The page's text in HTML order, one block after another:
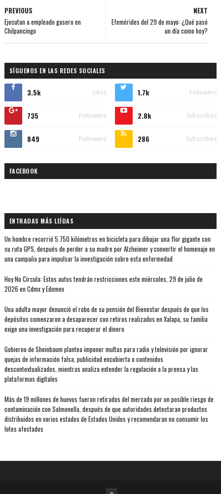
NEXT
Efemérides del 29 de mayo: ¿Qué pasó
un día como hoy?
PREVIOUS
Ejecutan a empleado gasero en
Chilpancingo
SÍGUENOS EN LAS REDES SOCIALES
3.5k Likes 1.7k Followers
735 Followers 2.8k Subscribes
849 Followers 286 Subscribes
FACEBOOK
ENTRADAS MÁS LEÍDAS
Un hombre recorrió 5.750 kilómetros en bicicleta para dibujar una flor gigante con
su ruta GPS, después de perder a su madre por Alzheimer y convertir el homenaje en
una campaña para impulsar la investigación sobre esta enfermedad
Hoy No Circula: Estos autos tendrán restricciones este miércoles, 29 de julio de
2026 en Cdmx y Edomex
Una adulta mayor denunció el robo de su pensión del Bienestar después de que los
depósitos comenzaron a desaparecer con retiros realizados en Xalapa, su familia
exige una investigación para recuperar el dinero
Gobierno de Sheinbaum plantea imponer multas para radio y televisión por ignorar
quejas de información falsa, publicidad encubierta o contenidos
descontextualizados, mientras analiza extender la regulación a la prensa y las
plataformas digitales
Más de 19 millones de huevos fueron retirados del mercado por un posible riesgo de
contaminación con Salmonella, después de que autoridades detectaran productos
distribuidos en varios estados de Estados Unidos y recomendaran no consumir los
lotes afectados